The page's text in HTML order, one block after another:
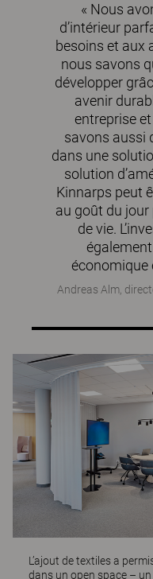
« Nous
d’intérieur
besoins et aux
nous savons
développer
avenir
entreprise
savons aussi
dans une
solution
Kinnarps peut
au goût du
de vie.
économique
Andreas Alm,
L’ajout de textiles a
dans un open space – un